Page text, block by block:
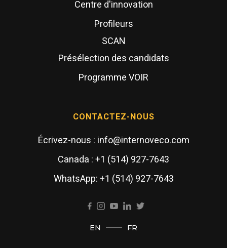
Centre d'innovation
Profileurs
SCAN
Présélection des candidats
Programme VOIR
CONTACTEZ-NOUS
Écrivez-nous : info@internoveco.com
Canada : +1 (514) 927-7643
WhatsApp: +1 (514) 927-7643
EN FR